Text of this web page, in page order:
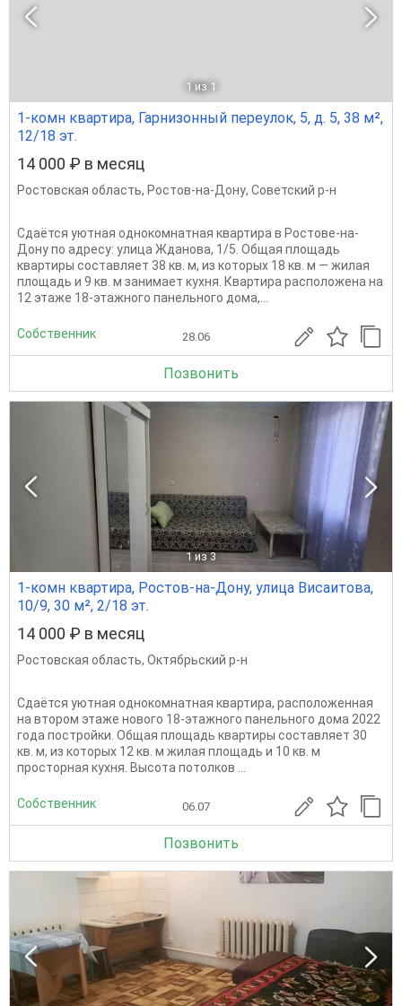
1 из 1
1-комн квартира, Гарнизонный переулок, 5, д. 5, 38 м²,
12/18 эт.
14 000 ₽ в месяц
Ростовская область, Ростов-на-Дону, Советский р-н
Сдаётся уютная однокомнатная квартира в Ростове-на-
Дону по адресу: улица Жданова, 1/5. Общая площадь
квартиры составляет 38 кв. м, из которых 18 кв. м — жилая
площадь и 9 кв. м занимает кухня. Квартира расположена на
12 этаже 18-этажного панельного дома,...
Собственник 28.06
Позвонить
1 из 3
1-комн квартира, Ростов-на-Дону, улица Висаитова,
10/9, 30 м², 2/18 эт.
14 000 ₽ в месяц
Ростовская область, Октябрьский р-н
Сдаётся уютная однокомнатная квартира, расположенная
на втором этаже нового 18-этажного панельного дома 2022
года постройки. Общая площадь квартиры составляет 30
кв. м, из которых 12 кв. м жилая площадь и 10 кв. м
просторная кухня. Высота потолков ...
Собственник 06.07
Позвонить